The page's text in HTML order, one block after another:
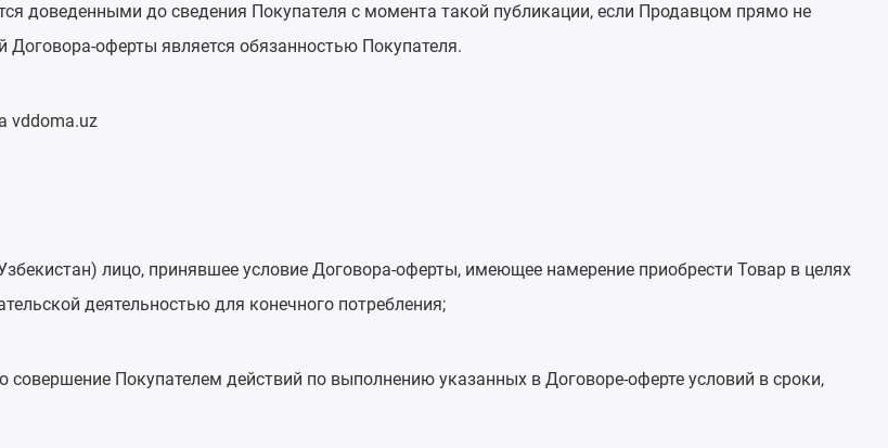
доведенными до сведения Покупателя с момента такой публикации, если Продавцом прямо не
оферты является обязанностью Покупателя.
vddoma.uz
лицо, принявшее условие Договора-оферты, имеющее намерение приобрести Товар в целях
деятельностью для конечного потребления;
Покупателем действий по выполнению указанных в Договоре-оферте условий в сроки,